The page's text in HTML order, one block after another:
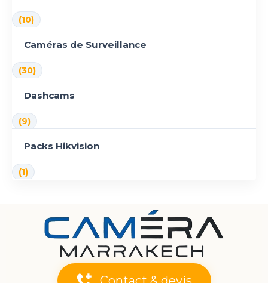
(10)
Caméras de Surveillance
(30)
Dashcams
(9)
Packs Hikvision
(1)